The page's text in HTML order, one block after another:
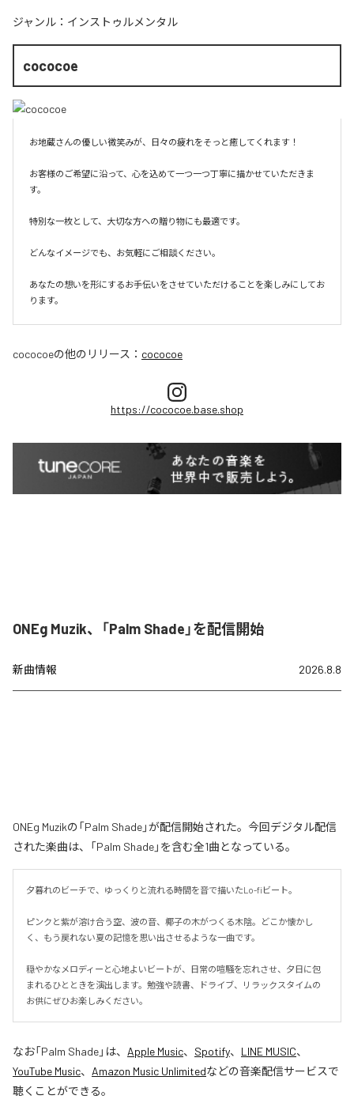
ジャンル： インストゥルメンタル
cococoe
お地蔵さんの優しい微笑みが、日々の疲れをそっと癒してくれます！
お客様のご希望に沿って、心を込めて一つ一つ丁寧に描かせていただきま
す。
特別な一枚として、大切な方への贈り物にも最適です。
どんなイメージでも、お気軽にご相談ください。
あなたの想いを形にするお手伝いをさせていただけることを楽しみにしてお
ります。
cococoeの他のリリース： cococoe
https://cococoe.base.shop
ONEg Muzik、「Palm Shade」を配信開始
新曲情報 2026.8.8
ONEg Muzikの「Palm Shade」が配信開始された。今回デジタル配信
された楽曲は、「Palm Shade」を含む全1曲となっている。
夕暮れのビーチで、ゆっくりと流れる時間を音で描いたLo-fiビート。
ピンクと紫が溶け合う空、波の音、椰子の木がつくる木陰。どこか懐かし
く、もう戻れない夏の記憶を思い出させるような一曲です。
穏やかなメロディーと心地よいビートが、日常の喧騒を忘れさせ、夕日に包
まれるひとときを演出します。勉強や読書、ドライブ、リラックスタイムの
お供にぜひお楽しみください。
なお「Palm Shade」は、 Apple Music、 Spotify、 LINE MUSIC、
YouTube Music、 Amazon Music Unlimitedなどの音楽配信サービスで
聴くことができる。